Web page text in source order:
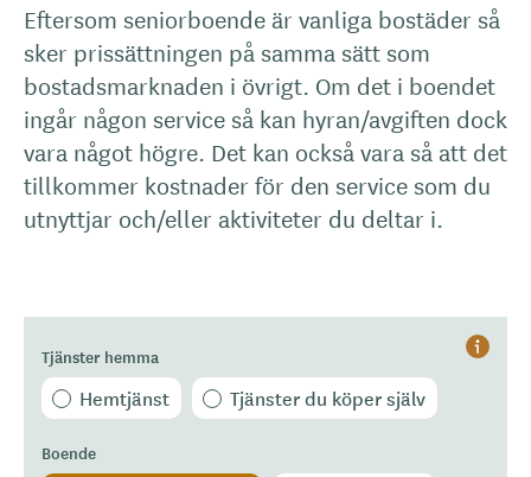
Hjälp
Tjänster hemma
Hemtjänst Tjänster du köper själv
Boende
Eftersom seniorboende är vanliga bostäder så
sker prissättningen på samma sätt som
bostadsmarknaden i övrigt. Om det i boendet
ingår någon service så kan hyran/avgiften dock
vara något högre. Det kan också vara så att det
tillkommer kostnader för den service som du
utnyttjar och/eller aktiviteter du deltar i.